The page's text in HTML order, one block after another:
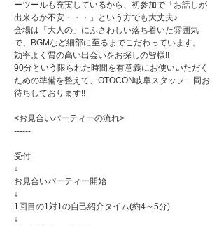
ーツールも充実しているから、初参加で「お話しが
出来るか不安・・・」という方でも大丈夫♪
会場は「大人の」にふさわしい落ち着いた雰囲気
で、BGMなど細部に至るまでこだわっています。
効率よく質の高い出会いをお探しの皆様!!
90分という限られた時間を有意義にお使いいただく
ための準備を整えて、OTOCON岐阜スタッフ一同お
待ちしております!!
<お見合いパーティーの流れ>
------
受付
↓
お見合いパーティー開始
↓
1回目の1対1の自己紹介タイム(約4～5分)
↓